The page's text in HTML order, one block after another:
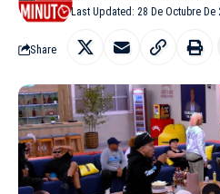
Last Updated: 28 De Octubre De
Share